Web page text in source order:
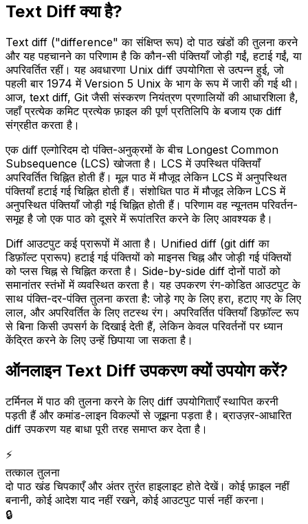
Text Diff क्या है?
Text diff ("difference" का संक्षिप्त रूप) दो पाठ खंडों की तुलना करने
और यह पहचानने का परिणाम है कि कौन-सी पंक्तियाँ जोड़ी गईं, हटाई गईं, या
अपरिवर्तित रहीं। यह अवधारणा Unix diff उपयोगिता से उत्पन्न हुई, जो
पहली बार 1974 में Version 5 Unix के भाग के रूप में जारी की गई थी।
आज, text diff, Git जैसी संस्करण नियंत्रण प्रणालियों की आधारशिला है,
जहाँ प्रत्येक कमिट प्रत्येक फ़ाइल की पूर्ण प्रतिलिपि के बजाय एक diff
संग्रहीत करता है।
एक diff एल्गोरिदम दो पंक्ति-अनुक्रमों के बीच Longest Common
Subsequence (LCS) खोजता है। LCS में उपस्थित पंक्तियाँ
अपरिवर्तित चिह्नित होती हैं। मूल पाठ में मौजूद लेकिन LCS में अनुपस्थित
पंक्तियाँ हटाई गई चिह्नित होती हैं। संशोधित पाठ में मौजूद लेकिन LCS में
अनुपस्थित पंक्तियाँ जोड़ी गई चिह्नित होती हैं। परिणाम वह न्यूनतम परिवर्तन-
समूह है जो एक पाठ को दूसरे में रूपांतरित करने के लिए आवश्यक है।
Diff आउटपुट कई प्रारूपों में आता है। Unified diff (git diff का
डिफ़ॉल्ट प्रारूप) हटाई गई पंक्तियों को माइनस चिह्न और जोड़ी गई पंक्तियों
को प्लस चिह्न से चिह्नित करता है। Side-by-side diff दोनों पाठों को
समानांतर स्तंभों में व्यवस्थित करता है। यह उपकरण रंग-कोडित आउटपुट के
साथ पंक्ति-दर-पंक्ति तुलना करता है: जोड़े गए के लिए हरा, हटाए गए के लिए
लाल, और अपरिवर्तित के लिए तटस्थ रंग। अपरिवर्तित पंक्तियाँ डिफ़ॉल्ट रूप
से बिना किसी उपसर्ग के दिखाई देती हैं, लेकिन केवल परिवर्तनों पर ध्यान
केंद्रित करने के लिए उन्हें छिपाया जा सकता है।
ऑनलाइन Text Diff उपकरण क्यों उपयोग करें?
टर्मिनल में पाठ की तुलना करने के लिए diff उपयोगिताएँ स्थापित करनी
पड़ती हैं और कमांड-लाइन विकल्पों से जूझना पड़ता है। ब्राउज़र-आधारित
diff उपकरण यह बाधा पूरी तरह समाप्त कर देता है।
⚡
तत्काल तुलना
दो पाठ खंड चिपकाएँ और अंतर तुरंत हाइलाइट होते देखें। कोई फ़ाइल नहीं
बनानी, कोई आदेश याद नहीं रखने, कोई आउटपुट पार्स नहीं करना।
🔒